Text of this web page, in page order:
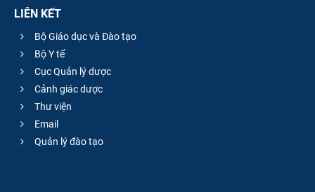
LIÊN KẾT
Bộ Giáo dục và Đào tạo
Bộ Y tế
Cục Quản lý dược
Cảnh giác dược
Thư viện
Email
Quản lý đào tạo